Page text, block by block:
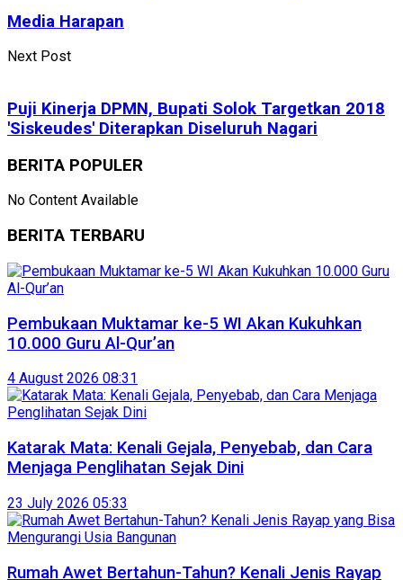
Media Harapan
Next Post
Puji Kinerja DPMN, Bupati Solok Targetkan 2018
'Siskeudes' Diterapkan Diseluruh Nagari
BERITA POPULER
No Content Available
BERITA TERBARU
Pembukaan Muktamar ke-5 WI Akan Kukuhkan
10.000 Guru Al-Qur’an
4 August 2026 08:31
Katarak Mata: Kenali Gejala, Penyebab, dan Cara
Menjaga Penglihatan Sejak Dini
23 July 2026 05:33
Rumah Awet Bertahun-Tahun? Kenali Jenis Rayap